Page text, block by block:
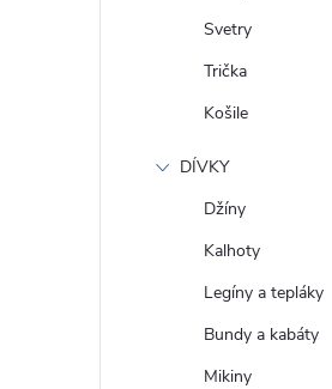
Svetry
Trička
Košile
DÍVKY
Džíny
Kalhoty
Legíny a tepláky
Bundy a kabáty
Mikiny